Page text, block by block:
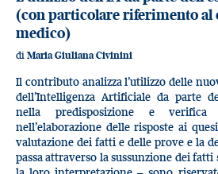
(con particolare riferimento
medico)
di Maria Giuliana Civinini
Il contributo analizza l’utilizzo delle
dell’Intelligenza Artificiale da parte
nella predisposizione e
nell’elaborazione delle risposte ai
valutazione dei fatti e delle prove e la
passa attraverso la sussunzione dei